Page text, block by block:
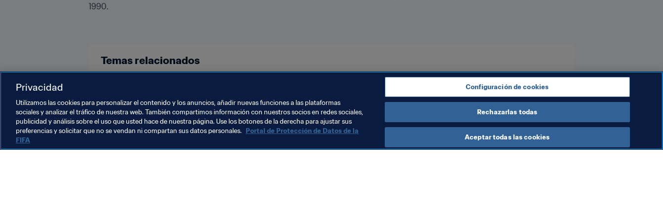
1990.
Temas relacionados
Privacidad
Utilizamos las cookies para personalizar el contenido y los anuncios, añadir nuevas funciones a las plataformas
sociales y analizar el tráfico de nuestra web. También compartimos información con nuestros socios en redes sociales,
publicidad y análisis sobre el uso que usted hace de nuestra página. Use los botones de la derecha para ajustar sus
preferencias y solicitar que no se vendan ni compartan sus datos personales. Portal de Protección de Datos de la
FIFA
Configuración de cookies
Rechazarlas todas
Aceptar todas las cookies